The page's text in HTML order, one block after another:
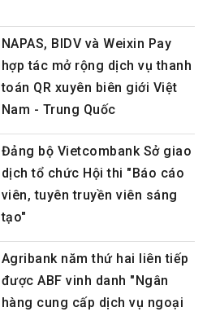
NAPAS, BIDV và Weixin Pay
hợp tác mở rộng dịch vụ thanh
toán QR xuyên biên giới Việt
Nam - Trung Quốc
Đảng bộ Vietcombank Sở giao
dịch tổ chức Hội thi "Báo cáo
viên, tuyên truyền viên sáng
tạo"
Agribank năm thứ hai liên tiếp
được ABF vinh danh "Ngân
hàng cung cấp dịch vụ ngoại